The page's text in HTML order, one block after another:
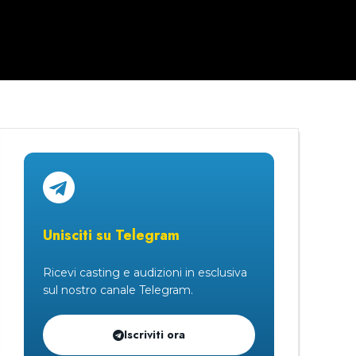
Unisciti su Telegram
Ricevi casting e audizioni in esclusiva
sul nostro canale Telegram.
Iscriviti ora